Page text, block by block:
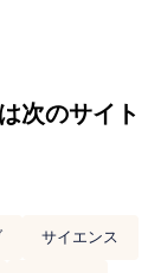
次のサイト
サイエンス